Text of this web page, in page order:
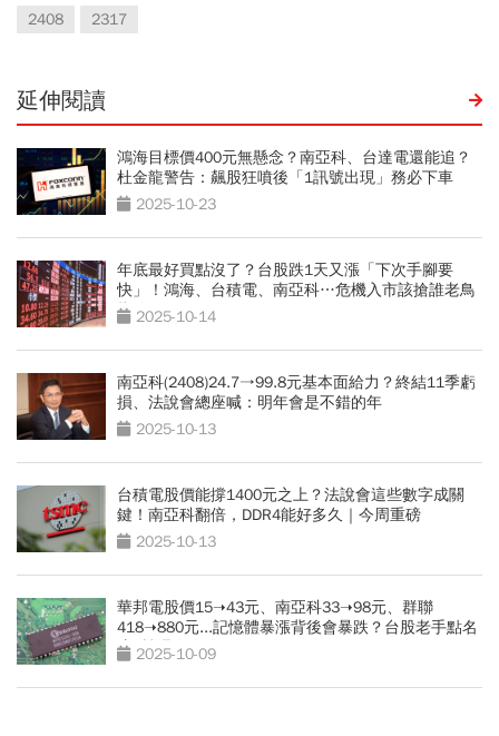
2408
2317
延伸閱讀
鴻海目標價400元無懸念？南亞科、台達電還能追？
杜金龍警告：飆股狂噴後「1訊號出現」務必下車
2025-10-23
年底最好買點沒了？台股跌1天又漲「下次手腳要
快」！鴻海、台積電、南亞科…危機入市該搶誰老鳥
指路2025-10-14
南亞科(2408)24.7→99.8元基本面給力？終結11季虧
損、法說會總座喊：明年會是不錯的年
2025-10-13
台積電股價能撐1400元之上？法說會這些數字成關
鍵！南亞科翻倍，DDR4能好多久｜今周重磅
2025-10-13
華邦電股價15➝43元、南亞科33➝98元、群聯
418➝880元...記憶體暴漲背後會暴跌？台股老手點名
這1檔還有肉吃
2025-10-09